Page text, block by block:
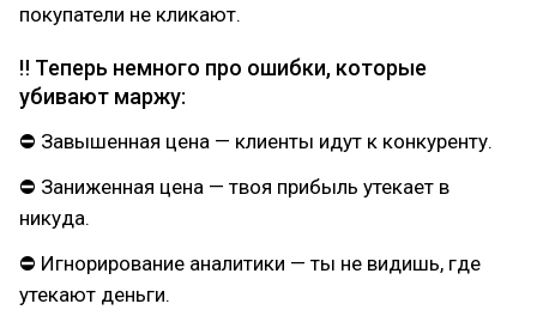
покупатели не кликают.
‼ Теперь немного про ошибки, которые
убивают маржу:
⛔ Завышенная цена — клиенты идут к конкуренту.
⛔ Заниженная цена — твоя прибыль утекает в
никуда.
⛔ Игнорирование аналитики — ты не видишь, где
утекают деньги.